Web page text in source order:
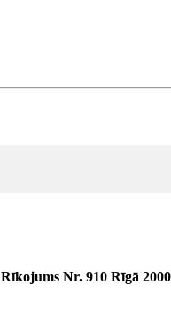
Rīkojums Nr. 910 Rīgā